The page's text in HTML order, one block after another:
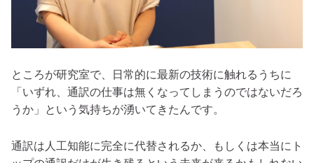
ところが研究室で、日常的に最新の技術に触れるうちに
「いずれ、通訳の仕事は無くなってしまうのではないだろ
うか」という気持ちが湧いてきたんです。
通訳は人工知能に完全に代替されるか、もしくは本当にト